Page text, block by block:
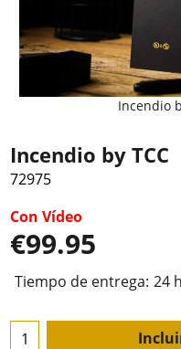
Incendio
Incendio by TCC
72975
Con Vídeo
€99.95
Tiempo de entrega: 24